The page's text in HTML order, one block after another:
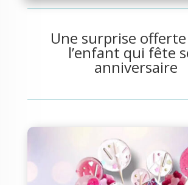
Une surprise
l’enfant qui fête
anniversaire